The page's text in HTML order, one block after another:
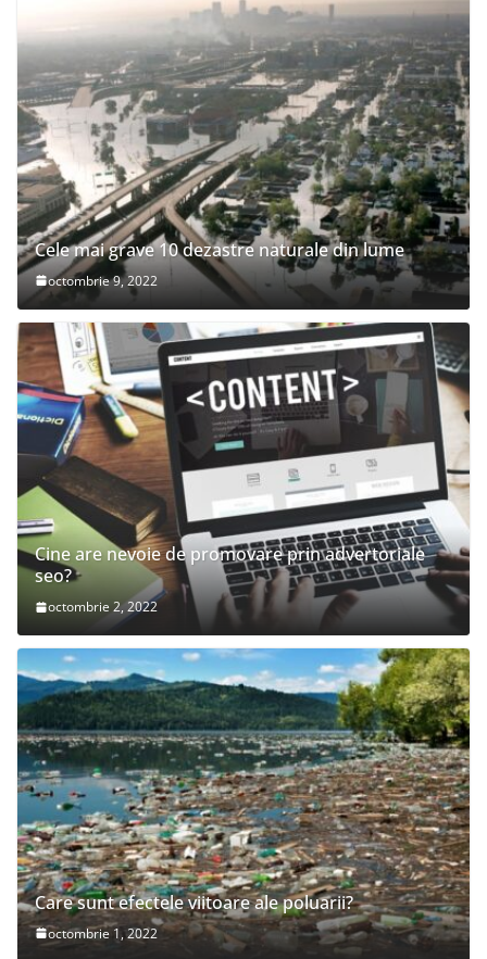
Cele mai grave 10 dezastre naturale din lume
octombrie 9, 2022
Cine are nevoie de promovare prin advertoriale
seo?
octombrie 2, 2022
Care sunt efectele viitoare ale poluarii?
octombrie 1, 2022